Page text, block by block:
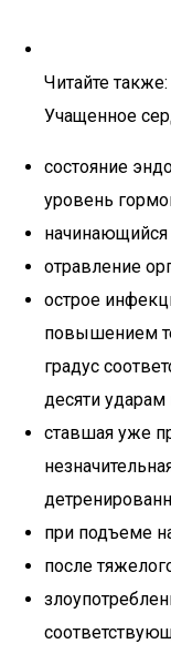
Читайте также:
Учащенное
состояние
уровень
начинающийся
отравление
острое
повышением
градус
десяти
ставшая уже
при подъеме
после